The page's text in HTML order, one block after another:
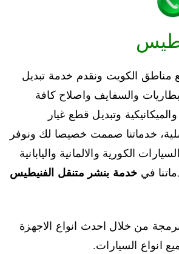
مناطق الكويت ونقدم خدمة تبديل
والسفايف واصلاح كافة
وتبديل قطع غيار
خدماتنا صممت خصيصا لك ونوفر
الكورية والالمانية واليابانية
في خدمة بنشر متنقل الفنيطيس
من خلال احدث انواع الاجهزة
انواع السيارات.